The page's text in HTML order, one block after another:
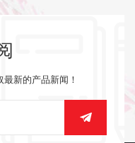
新的产品新闻！